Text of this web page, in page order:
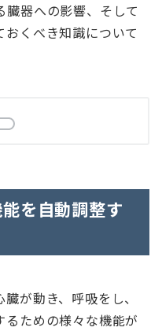
臓器への影響、そして
くべき知識について
を自動調整す
が動き、呼吸をし、
ための様々な機能が